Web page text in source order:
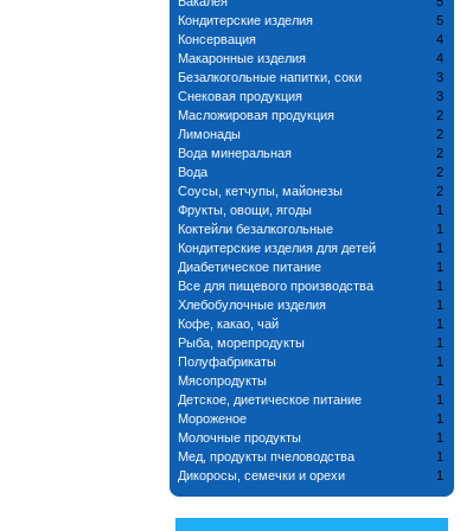
Кондитерские изделия
5
Консервация
4
Макаронные изделия
4
Безалкогольные напитки, соки
3
Снековая продукция
3
Масложировая продукция
2
Лимонады
2
Вода минеральная
2
Вода
2
Соусы, кетчупы, майонезы
2
Фрукты, овощи, ягоды
1
Коктейли безалкогольные
1
Кондитерские изделия для детей
1
Диабетическое питание
1
Все для пищевого производства
1
Хлебобулочные изделия
1
Кофе, какао, чай
1
Рыба, морепродукты
1
Полуфабрикаты
1
Мясопродукты
1
Детское, диетическое питание
1
Мороженое
1
Молочные продукты
1
Мед, продукты пчеловодства
1
Дикоросы, семечки и орехи
1